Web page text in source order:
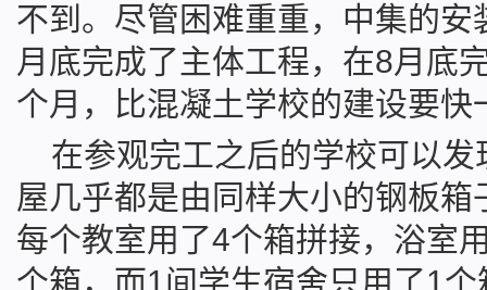
不到。尽管困难重重，中集的
月底完成了主体工程，在8月底
个月，比混凝土学校的建设要快
在参观完工之后的学校可以
屋几乎都是由同样大小的钢板
每个教室用了4个箱拼接，浴室
个箱，而1间学生宿舍只用了1